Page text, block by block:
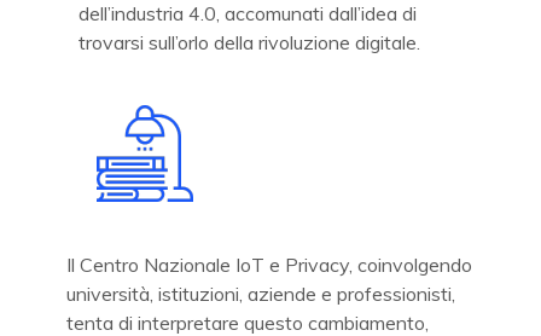
dell’industria 4.0, accomunati dall’idea di
trovarsi sull’orlo della rivoluzione digitale.
Il Centro Nazionale IoT e Privacy, coinvolgendo
università, istituzioni, aziende e professionisti,
tenta di interpretare questo cambiamento,